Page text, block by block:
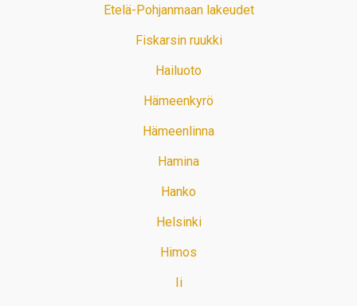
Etelä-Pohjanmaan lakeudet
Fiskarsin ruukki
Hailuoto
Hämeenkyrö
Hämeenlinna
Hamina
Hanko
Helsinki
Himos
Ii